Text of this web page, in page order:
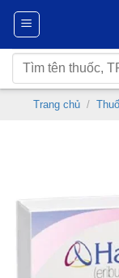
Chuyển
nội
dung
Tìm
kiếm:
Trang chủ /